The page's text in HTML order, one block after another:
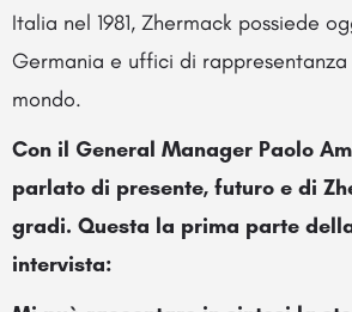
Italia nel 1981, Zhermack possiede
Germania e uffici di
mondo.
Con il General Manager Paolo
parlato di presente, futuro e di
gradi. Questa la prima parte
intervista: